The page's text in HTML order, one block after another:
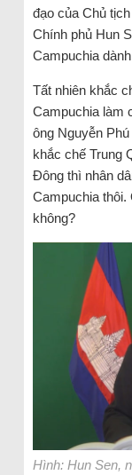
đạo của Chủ
Chính phủ Hun
Campuchia
Tất nhiên khắc
Campuchia làm
ông Nguyễn
khắc chế Trung
Đông thì nhân
Campuchia thôi.
không?
Hình: Hun Sen,